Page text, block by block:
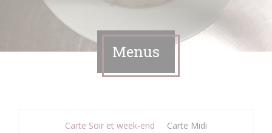
Menus
Carte Soir et week-end Carte Midi